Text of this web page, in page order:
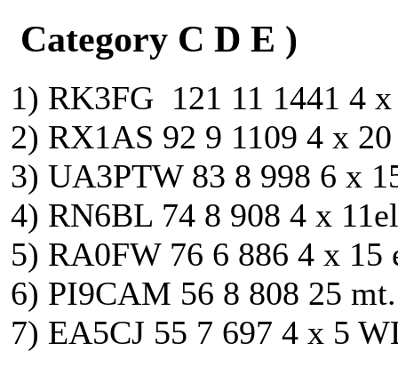
Category C D E )
1) RK3FG 121 11 1441 4
2) RX1AS 92 9 1109 4 x
3) UA3PTW 83 8 998 6 x
4) RN6BL 74 8 908 4 x
5) RA0FW 76 6 886 4 x 15
6) PI9CAM 56 8 808 25
7) EA5CJ 55 7 697 4 x 5